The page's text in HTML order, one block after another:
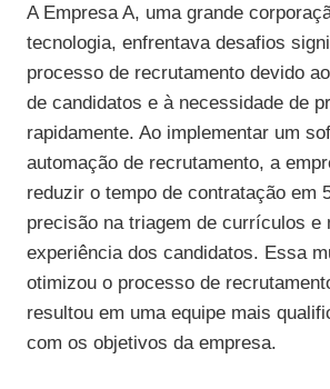
A Empresa A, uma grande
tecnologia, enfrentava desafios
processo de recrutamento devido
de candidatos e à necessidade de
rapidamente. Ao implementar um
automação de recrutamento, a
reduzir o tempo de contratação em
precisão na triagem de currículos e
experiência dos candidatos. Essa
otimizou o processo de
resultou em uma equipe mais
com os objetivos da empresa.